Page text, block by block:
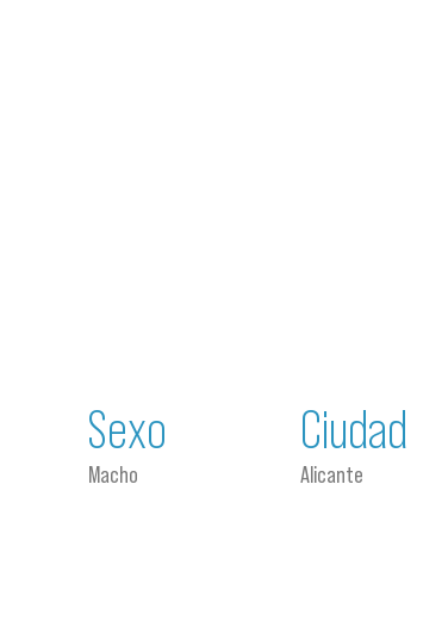
Sexo
Macho
Ciudad
Alicante